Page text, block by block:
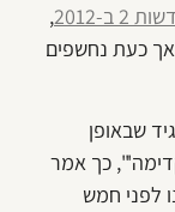
2012
,
אך כעת נחשפים
שבאופן
כך אמר
לפני חמש